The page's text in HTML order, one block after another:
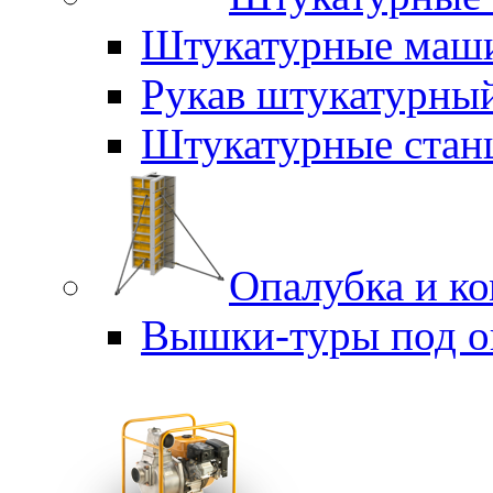
Штукатурные
Рукав
Штукатурные
Опалубка и
Вышки-туры под